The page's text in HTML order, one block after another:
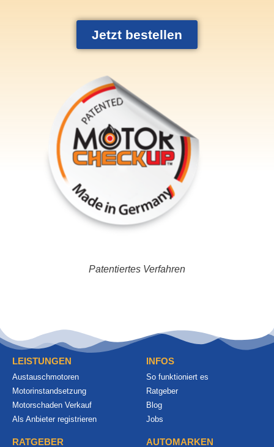
Jetzt bestellen
Patentiertes Verfahren
LEISTUNGEN
Austauschmotoren
Motorinstandsetzung
Motorschaden Verkauf
Als Anbieter registrieren
INFOS
So funktioniert es
Ratgeber
Blog
Jobs
RATGEBER AUTOMARKEN